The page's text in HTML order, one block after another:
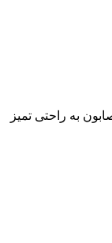
به راحتی تمیز